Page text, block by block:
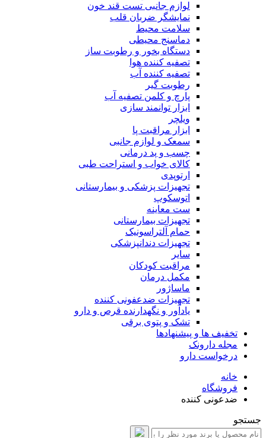
لوازم جانبی تست قند خون
نمایشگر ضربان قلب
سلامت محیط
دماسنج محیطی
دستگاه بخور و رطوبت ساز
تصفیه کننده هوا
تصفیه کننده آب
رطوبت‌ گیر
پارچ و کلمن تصفیه آب
ابزار توانمند سازی
ویلچر
ابزار مراقبت پا
سمعک و لوازم جانبی
چسب و پد درمانی
کالای خواب و استراحت طبی
ارتوپدی
تجهیزات پزشکی و بیمارستانی
اتوسکوپ
ست معاینه
تجهیزات بیمارستانی
حمام آلتراسونیک
تجهیزات دندانپزشکی
سایر
مراقبت کودکان
مکمل درمان
ماساژور
تجهیزات ضدعفونی کننده
یادآور و نگهدارنده قرص و دارو
تشک و پتوی برقی
تخفیف ها و پیشنهادها
مجله دارونک
درخواست دارو
خانه
فروشگاه
ضدعونی کننده
جستجو